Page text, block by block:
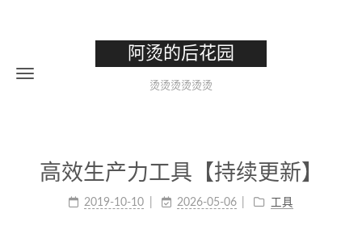
阿烫的后花园
烫烫烫烫烫烫
高效生产力工具【持续更新】
2019-10-10 2026-05-06 工具